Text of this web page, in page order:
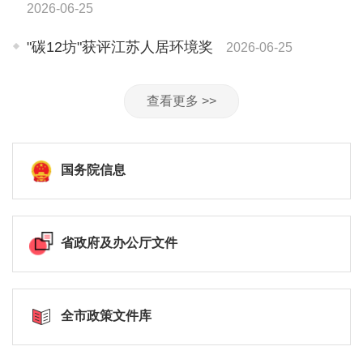
2026-06-25
"碳12坊"获评江苏人居环境奖 2026-06-25
查看更多 >>
国务院信息
省政府及办公厅文件
全市政策文件库